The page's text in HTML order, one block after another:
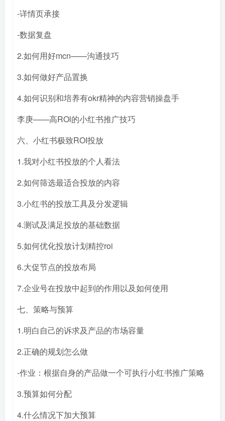
-详情页承接
-数据复盘
2.如何用好mcn——沟通技巧
3.如何做好产品置换
4.如何识别和培养有okr精神的内容营销操盘手
李庚——高ROl的小红书推广技巧
六、小红书极致ROI投放
1.我对小红书投放的个人看法
2.如何筛选最适合投放的内容
3.小红书的投放工具及分发逻辑
4.测试及满足投放的基础数据
5.如何优化投放计划精控roi
6.大促节点的投放布局
7.企业号在投放中起到的作用以及如何使用
七、策略与预算
1.明白自己的诉求及产品的市场容量
2.正确的规划怎么做
-作业：根据自身的产品做一个可执行小红书推广策略
3.预算如何分配
4.什么情况下加大预算